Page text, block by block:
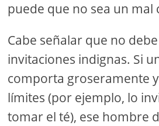
puede que no sea un mal
Cabe señalar que no
invitaciones indignas. Si
comporta groseramente
límites (por ejemplo, lo
tomar el té), ese hombre